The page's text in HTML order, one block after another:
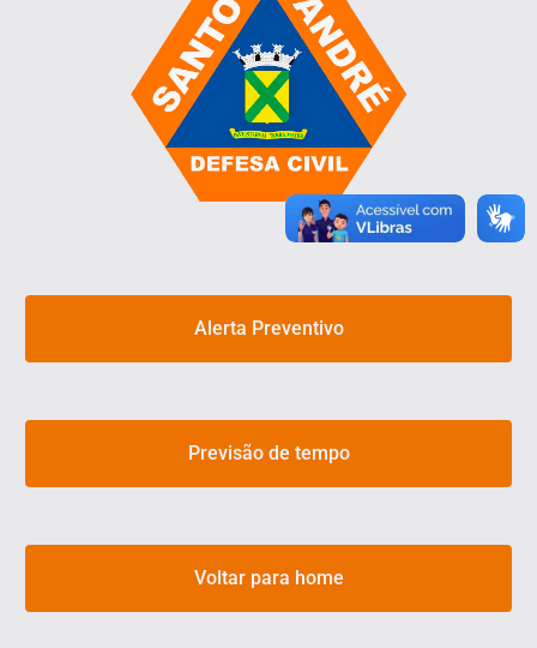
Alerta Preventivo
Previsão de tempo
Voltar para home